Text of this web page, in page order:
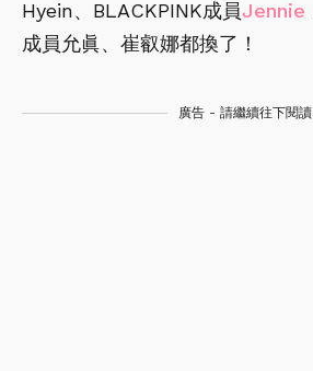
Hyein、BLACKPINK成員Jennie
成員允眞、崔叡娜都換了！
廣告 - 請繼續往下閱讀